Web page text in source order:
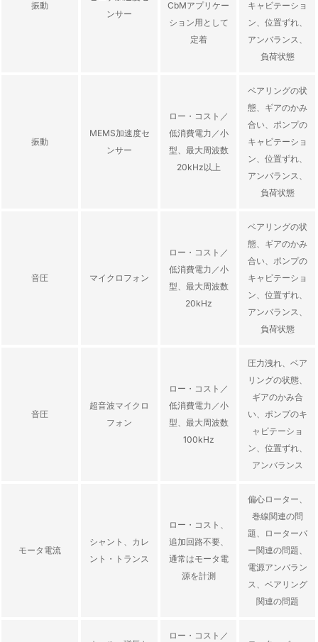
振動
ンサー
CbMアプリケー
ション用として
定着
キャビテーショ
ン、位置ずれ、
アンバランス、
負荷状態
振動
MEMS加速度セ
ンサー
ロー・コスト／
低消費電力／小
型、最大周波数
20kHz以上
ベアリングの状
態、ギアのかみ
合い、ポンプの
キャビテーショ
ン、位置ずれ、
アンバランス、
負荷状態
音圧 マイクロフォン
ロー・コスト／
低消費電力／小
型、最大周波数
20kHz
ベアリングの状
態、ギアのかみ
合い、ポンプの
キャビテーショ
ン、位置ずれ、
アンバランス、
負荷状態
音圧
超音波マイクロ
フォン
ロー・コスト／
低消費電力／小
型、最大周波数
100kHz
圧力洩れ、ベア
リングの状態、
ギアのかみ合
い、ポンプのキ
ャビテーショ
ン、位置ずれ、
アンバランス
モータ電流
シャント、カレ
ント・トランス
ロー・コスト、
追加回路不要、
通常はモータ電
源を計測
偏心ローター、
巻線関連の問
題、ローターバ
ー関連の問題、
電源アンバラン
ス、ベアリング
関連の問題
ロー・コスト／